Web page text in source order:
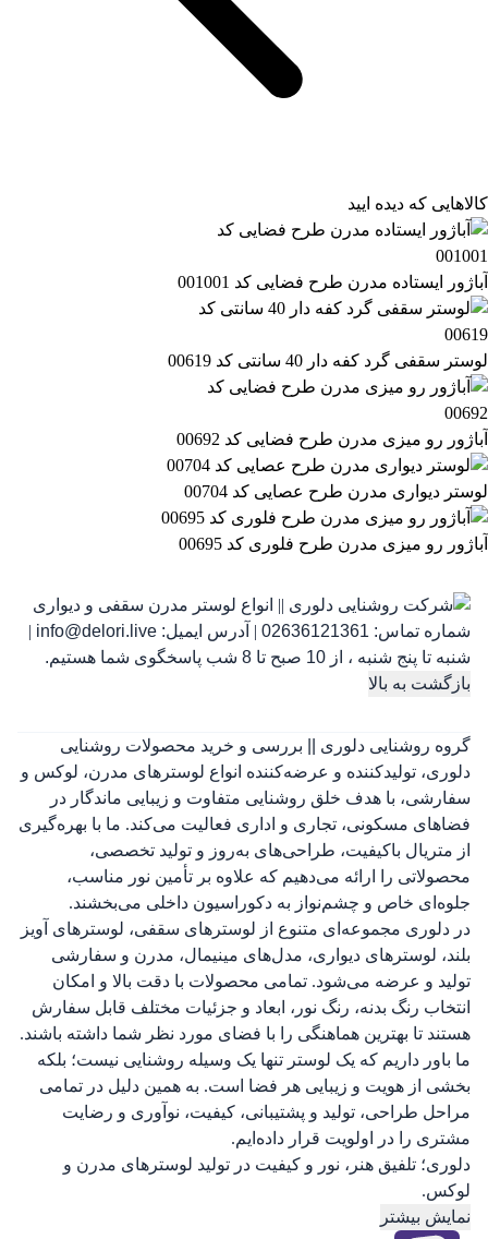
کالاهایی که دیده ایید
آباژور ایستاده مدرن طرح فضایی کد 001001
لوستر سقفی گرد کفه دار 40 سانتی کد 00619
آباژور رو میزی مدرن طرح فضایی کد 00692
لوستر دیواری مدرن طرح عصایی کد 00704
آباژور رو میزی مدرن طرح فلوری کد 00695
شماره تماس: 02636121361
| آدرس ایمیل: info@delori.live
|
شنبه تا پنج شنبه ، از 10 صبح تا 8 شب پاسخگوی شما هستیم.
بازگشت به بالا
گروه روشنایی دلوری || بررسی و خرید محصولات روشنایی
دلوری، تولیدکننده و عرضه‌کننده انواع لوسترهای مدرن، لوکس و
سفارشی، با هدف خلق روشنایی متفاوت و زیبایی ماندگار در
فضاهای مسکونی، تجاری و اداری فعالیت می‌کند. ما با بهره‌گیری
از متریال باکیفیت، طراحی‌های به‌روز و تولید تخصصی،
محصولاتی را ارائه می‌دهیم که علاوه بر تأمین نور مناسب،
جلوه‌ای خاص و چشم‌نواز به دکوراسیون داخلی می‌بخشند.
در دلوری مجموعه‌ای متنوع از لوسترهای سقفی، لوسترهای آویز
بلند، لوسترهای دیواری، مدل‌های مینیمال، مدرن و سفارشی
تولید و عرضه می‌شود. تمامی محصولات با دقت بالا و امکان
انتخاب رنگ بدنه، رنگ نور، ابعاد و جزئیات مختلف قابل سفارش
هستند تا بهترین هماهنگی را با فضای مورد نظر شما داشته باشند.
ما باور داریم که یک لوستر تنها یک وسیله روشنایی نیست؛ بلکه
بخشی از هویت و زیبایی هر فضا است. به همین دلیل در تمامی
مراحل طراحی، تولید و پشتیبانی، کیفیت، نوآوری و رضایت
مشتری را در اولویت قرار داده‌ایم.
دلوری؛ تلفیق هنر، نور و کیفیت در تولید لوسترهای مدرن و
لوکس.
نمایش بیشتر